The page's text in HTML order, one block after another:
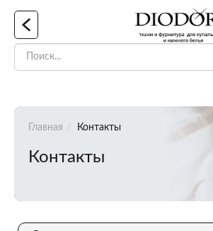
Главная Контакты
Контакты